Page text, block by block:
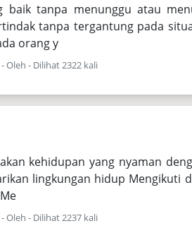
baik tanpa menunggu atau
tanpa tergantung pada
orang y
Oleh - Dilihat 2322 kali
kehidupan yang nyaman
lingkungan hidup Mengikuti
Oleh - Dilihat 2237 kali